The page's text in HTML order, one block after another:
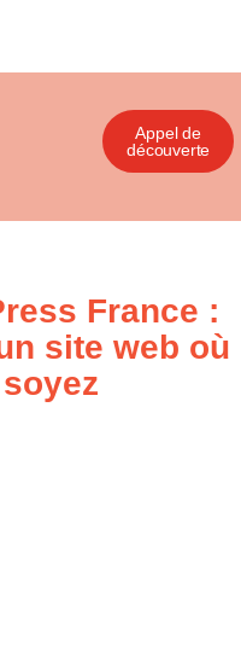
Appel de
découverte
France :
site web où